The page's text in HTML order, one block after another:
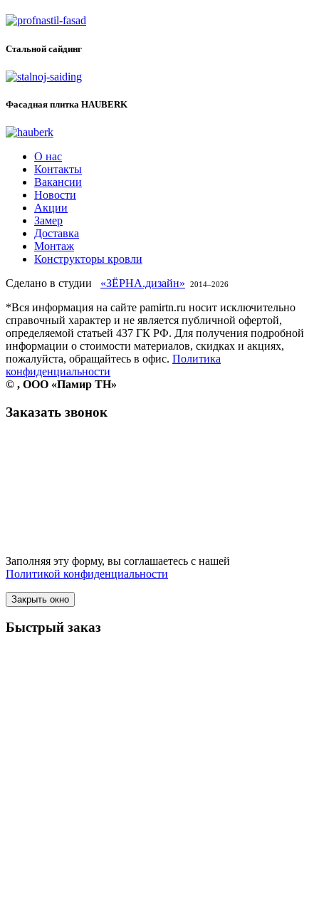
Стальной сайдинг
Фасадная плитка HAUBERK
О нас
Контакты
Вакансии
Новости
Акции
Замер
Доставка
Монтаж
Конструкторы кровли
Сделано в студии «ЗЁРНА.дизайн» 2014–2026
*Вся информация на сайте pamirtn.ru носит исключительно
справочный характер и не является публичной офертой,
определяемой статьей 437 ГК РФ. Для получения подробной
информации о стоимости материалов, скидках и акциях,
пожалуйста, обращайтесь в офис. Политика
конфиденциальности
© , ООО «Памир ТН»
Заказать звонок
Заполняя эту форму, вы соглашаетесь с нашей
Политикой конфиденциальности
Закрыть окно
Быстрый заказ